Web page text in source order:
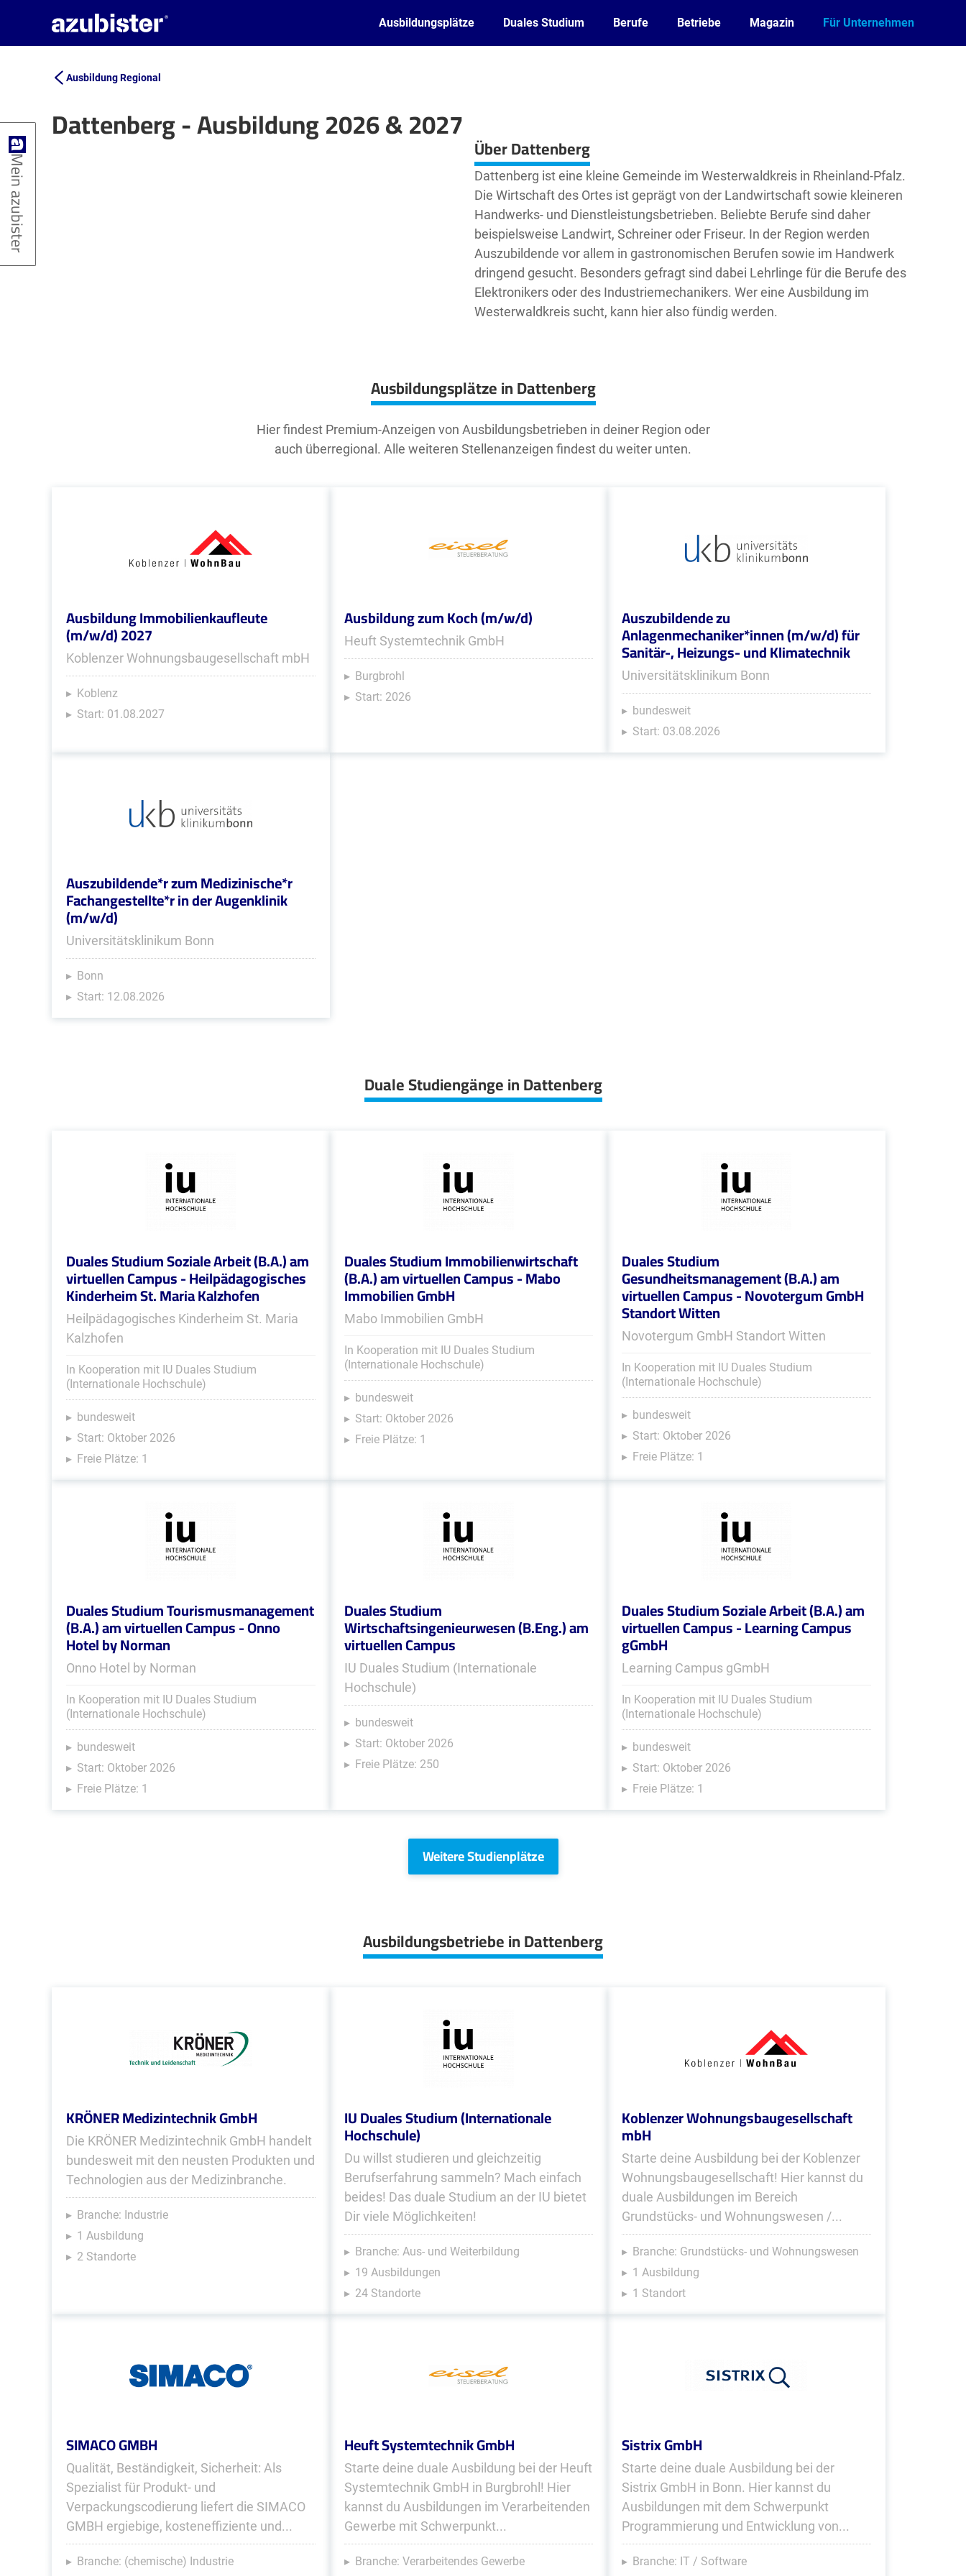
Ausbildungsplätze Duales Studium Berufe Betriebe Magazin Für Unternehmen
Ausbildung Regional
Dattenberg - Ausbildung 2026 & 2027
Leaflet| ©OpenStreetMap2contributors Über Dattenberg
Dattenberg ist eine kleine Gemeinde im Westerwaldkreis in Rheinland-Pfalz.
Die Wirtschaft des Ortes ist geprägt von der Landwirtschaft sowie kleineren
Handwerks- und Dienstleistungsbetrieben. Beliebte Berufe sind daher
beispielsweise Landwirt, Schreiner oder Friseur. In der Region werden
Auszubildende vor allem in gastronomischen Berufen sowie im Handwerk
dringend gesucht. Besonders gefragt sind dabei Lehrlinge für die Berufe des
Elektronikers oder des Industriemechanikers. Wer eine Ausbildung im
Westerwaldkreis sucht, kann hier also fündig werden.
Ausbildungsplätze in Dattenberg
Hier findest Premium-Anzeigen von Ausbildungsbetrieben in deiner Region oder
auch überregional. Alle weiteren Stellenanzeigen findest du weiter unten.
Ausbildung Immobilienkaufleute
(m/w/d) 2027
Koblenzer Wohnungsbaugesellschaft mbH
Koblenz
Start: 01.08.2027
Ausbildung zum Koch (m/w/d)
Heuft Systemtechnik GmbH
Burgbrohl
Start: 2026
Auszubildende zu
Anlagenmechaniker*innen (m/w/d) für
Sanitär-, Heizungs- und Klimatechnik
Universitätsklinikum Bonn
bundesweit
Start: 03.08.2026
Auszubildende*r zum Medizinische*r
Fachangestellte*r in der Augenklinik
(m/w/d)
Universitätsklinikum Bonn
Bonn
Start: 12.08.2026
Duale Studiengänge in Dattenberg
Duales Studium Soziale Arbeit (B.A.) am
virtuellen Campus - Heilpädagogisches
Kinderheim St. Maria Kalzhofen
Heilpädagogisches Kinderheim St. Maria
Kalzhofen
In Kooperation mit IU Duales Studium
(Internationale Hochschule)
bundesweit
Start: Oktober 2026
Freie Plätze: 1
Duales Studium Immobilienwirtschaft
(B.A.) am virtuellen Campus - Mabo
Immobilien GmbH
Mabo Immobilien GmbH
In Kooperation mit IU Duales Studium
(Internationale Hochschule)
bundesweit
Start: Oktober 2026
Freie Plätze: 1
Duales Studium
Gesundheitsmanagement (B.A.) am
virtuellen Campus - Novotergum GmbH
Standort Witten
Novotergum GmbH Standort Witten
In Kooperation mit IU Duales Studium
(Internationale Hochschule)
bundesweit
Start: Oktober 2026
Freie Plätze: 1
Duales Studium Tourismusmanagement
(B.A.) am virtuellen Campus - Onno
Hotel by Norman
Onno Hotel by Norman
In Kooperation mit IU Duales Studium
(Internationale Hochschule)
bundesweit
Start: Oktober 2026
Freie Plätze: 1
Duales Studium
Wirtschaftsingenieurwesen (B.Eng.) am
virtuellen Campus
IU Duales Studium (Internationale
Hochschule)
bundesweit
Start: Oktober 2026
Freie Plätze: 250
Duales Studium Soziale Arbeit (B.A.) am
virtuellen Campus - Learning Campus
gGmbH
Learning Campus gGmbH
In Kooperation mit IU Duales Studium
(Internationale Hochschule)
bundesweit
Start: Oktober 2026
Freie Plätze: 1
Weitere Studienplätze
Ausbildungsbetriebe in Dattenberg
KRÖNER Medizintechnik GmbH
Die KRÖNER Medizintechnik GmbH handelt
bundesweit mit den neusten Produkten und
Technologien aus der Medizinbranche.
Branche: Industrie
1 Ausbildung
2 Standorte
IU Duales Studium (Internationale
Hochschule)
Du willst studieren und gleichzeitig
Berufserfahrung sammeln? Mach einfach
beides! Das duale Studium an der IU bietet
Dir viele Möglichkeiten!
Branche: Aus- und Weiterbildung
19 Ausbildungen
24 Standorte
Koblenzer Wohnungsbaugesellschaft
mbH
Starte deine Ausbildung bei der Koblenzer
Wohnungsbaugesellschaft! Hier kannst du
duale Ausbildungen im Bereich
Grundstücks- und Wohnungswesen /...
Branche: Grundstücks- und Wohnungswesen
1 Ausbildung
1 Standort
SIMACO GMBH
Qualität, Beständigkeit, Sicherheit: Als
Spezialist für Produkt- und
Verpackungscodierung liefert die SIMACO
GMBH ergiebige, kosteneffiziente und...
Branche: (chemische) Industrie
Heuft Systemtechnik GmbH
Starte deine duale Ausbildung bei der Heuft
Systemtechnik GmbH in Burgbrohl! Hier
kannst du Ausbildungen im Verarbeitenden
Gewerbe mit Schwerpunkt...
Branche: Verarbeitendes Gewerbe
Sistrix GmbH
Starte deine duale Ausbildung bei der
Sistrix GmbH in Bonn. Hier kannst du
Ausbildungen mit dem Schwerpunkt
Programmierung und Entwicklung von...
Branche: IT / Software
Mein azubister